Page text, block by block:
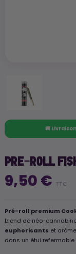
🚚
PRE-ROLL
9,50 € TTC
Pré-roll premium
blend de néo-
euphorisants et
dans un étui